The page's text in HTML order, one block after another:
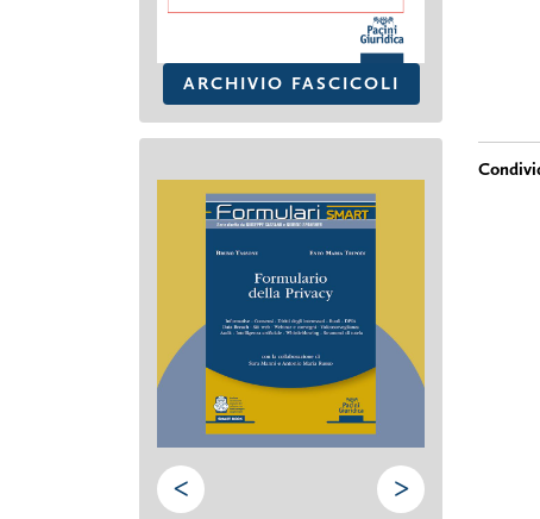
ARCHIVIO FASCICOLI
< >